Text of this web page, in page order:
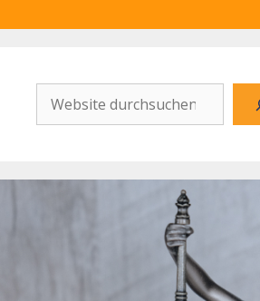
Website
durchsuchen